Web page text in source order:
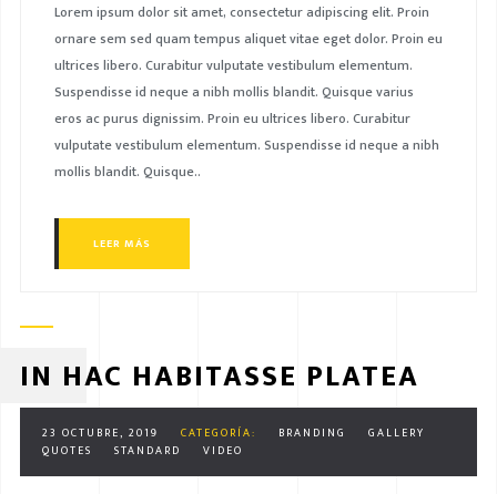
Lorem ipsum dolor sit amet, consectetur adipiscing elit. Proin
ornare sem sed quam tempus aliquet vitae eget dolor. Proin eu
ultrices libero. Curabitur vulputate vestibulum elementum.
Suspendisse id neque a nibh mollis blandit. Quisque varius
eros ac purus dignissim. Proin eu ultrices libero. Curabitur
vulputate vestibulum elementum. Suspendisse id neque a nibh
mollis blandit. Quisque..
LEER MÁS
IN HAC HABITASSE PLATEA
23 OCTUBRE, 2019 CATEGORÍA: BRANDING
GALLERY
QUOTES
STANDARD VIDEO